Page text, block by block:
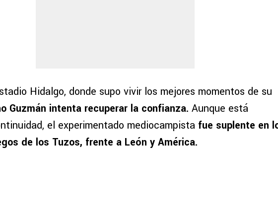
Hidalgo, donde supo vivir los mejores momentos de su
Guzmán intenta recuperar la confianza. Aunque está
el experimentado mediocampista fue suplente en
de los Tuzos, frente a León y América.